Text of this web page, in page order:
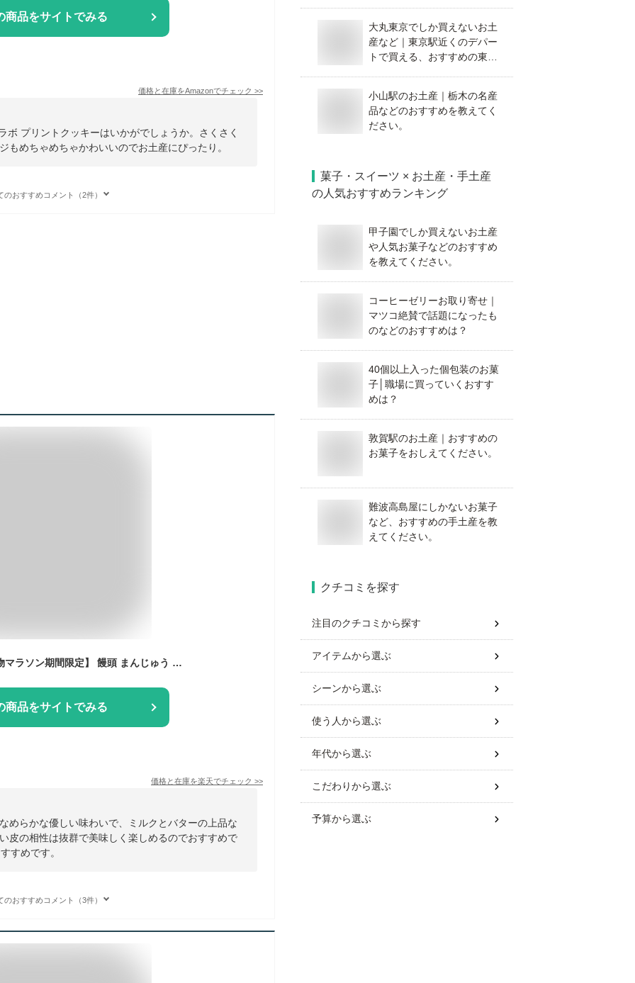
商品をサイトでみる
価格と在庫をAmazonでチェック >>
ボ プリントクッキーはいかがでしょうか。さくさく
もめちゃめちゃかわいいのでお土産にぴったり。
のおすすめコメント（2件）
【P最大8倍★お買い物マラソン期間限定】 饅頭 まんじゅう 月化粧 16個入 青木松風庵 和菓子 洋菓子 プレゼント 進物 贈り物 贈答用 大阪土産 お菓子 プチギフト 菓子折り個包装 職場
商品をサイトでみる
価格と在庫を楽天でチェック >>
めらかな優しい味わいで、ミルクとバターの上品な
皮の相性は抜群で美味しく楽しめるのでおすすめで
すめです。
のおすすめコメント（3件）
大丸東京でしか買えないお土
産など｜東京駅近くのデパー
トで買える、おすすめの東京
小山駅のお土産｜栃木の名産
品などのおすすめを教えてく
ださい。
菓子・スイーツ × お土産・手土産
の人気おすすめランキング
甲子園でしか買えないお土産
や人気お菓子などのおすすめ
を教えてください。
コーヒーゼリーお取り寄せ｜
マツコ絶賛で話題になったも
のなどのおすすめは？
40個以上入った個包装のお菓
子│職場に買っていくおすす
めは？
敦賀駅のお土産｜おすすめの
お菓子をおしえてください。
難波高島屋にしかないお菓子
など、おすすめの手土産を教
えてください。
クチコミを探す
注目のクチコミから探す
アイテムから選ぶ
シーンから選ぶ
使う人から選ぶ
年代から選ぶ
こだわりから選ぶ
予算から選ぶ